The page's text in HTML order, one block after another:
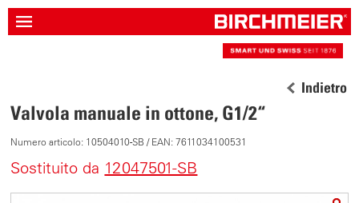
Indietro
Valvola manuale in ottone, G1/2“
Numero articolo: 10504010-SB / EAN: 7611034100531
Sostituito da 12047501-SB